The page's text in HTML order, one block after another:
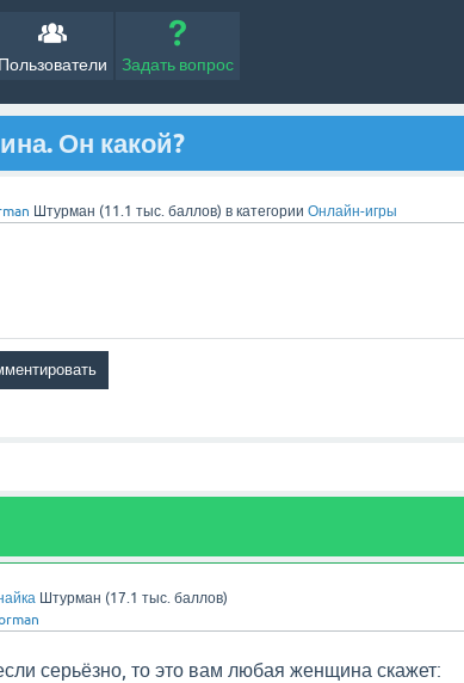
Пользователи Задать вопрос
Он какой?
Штурман (11.1 тыс. баллов) в категории Онлайн-игры
Штурман (17.1 тыс.баллов)
серьёзно, то это вам любая женщина скажет: